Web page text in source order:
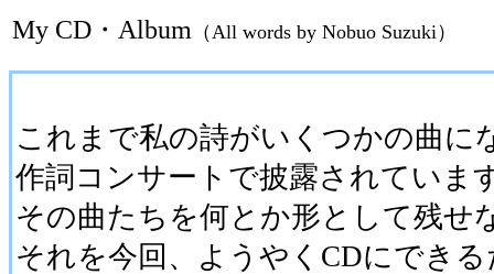
My CD・Album （All words by Nobuo Suzuki）
これまで私の詩がいくつかの曲に
作詞コンサートで披露されていま
その曲たちを何とか形として残
それを今回、ようやくCDにでき